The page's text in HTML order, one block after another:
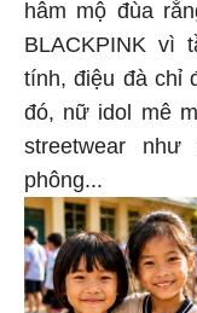
hâm mộ đùa
BLACKPINK vì
tính, điệu đà chỉ
đó, nữ idol mê
streetwear
phông...